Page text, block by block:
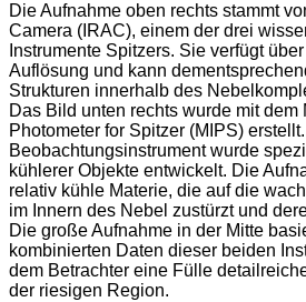
Die Aufnahme oben rechts stammt
Camera (IRAC), einem der drei
Instrumente Spitzers. Sie verfügt
Auflösung und kann
Strukturen innerhalb des
Das Bild unten rechts wurde mit dem
Photometer for Spitzer (MIPS)
Beobachtungsinstrument wurde
kühlerer Objekte entwickelt. Die
relativ kühle Materie, die auf die
im Innern des Nebel zustürzt und
Die große Aufnahme in der Mitte
kombinierten Daten dieser beiden
dem Betrachter eine Fülle
der riesigen Region.